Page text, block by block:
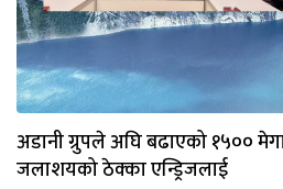
अडानी ग्रुपले अघि बढाएको १५००
जलाशयको ठेक्का एन्ड्रिजलाई